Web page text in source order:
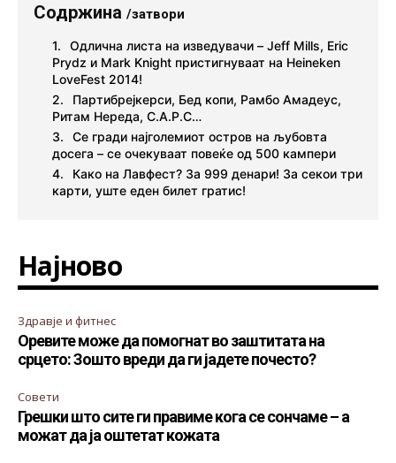
Содржина /затвори
Одлична листа на изведувачи – Jeff Mills, Eric
Prydz и Mark Knight пристигнуваат на Heineken
LoveFest 2014!
Партибрејкерси, Бед копи, Рамбо Амадеус,
Ритам Нереда, С.А.Р.С…
Се гради најголемиот остров на љубовта
досега – се очекуваат повеќе од 500 кампери
Како на Лавфест? За 999 денари! За секои три
карти, уште еден билет гратис!
Најново
Здравје и фитнес
Оревите може да помогнат во заштитата на
срцето: Зошто вреди да ги јадете почесто?
Совети
Грешки што сите ги правиме кога се сончаме – а
можат да ја оштетат кожата